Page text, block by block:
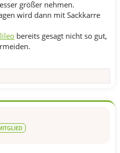
größer nehmen.
wird dann mit Sackkarre
bereits gesagt nicht so gut,